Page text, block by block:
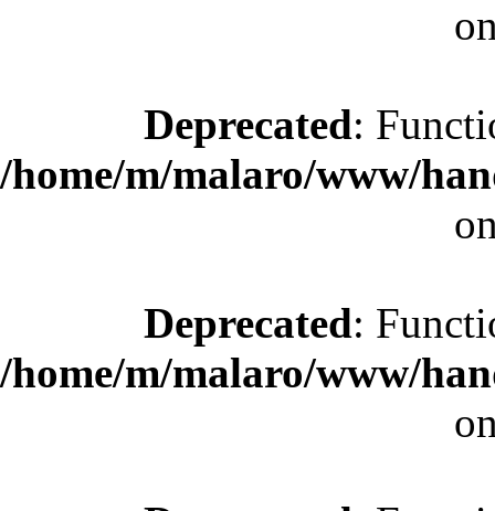
Deprecated:
/home/m/malaro/www/
Deprecated:
/home/m/malaro/www/